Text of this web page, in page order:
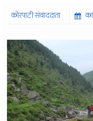
कोरपाटी संवाददाता